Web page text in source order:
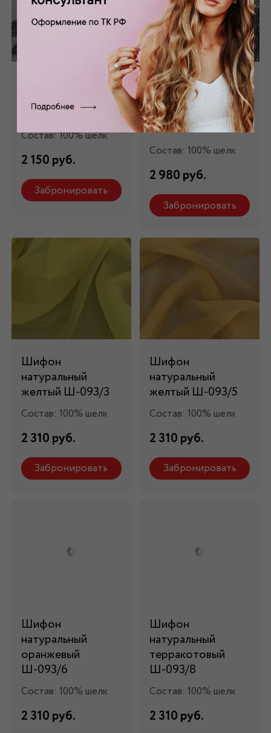
натуральный с
вышивкой Ш-389/1
Состав: 100% шелк
2 150 руб.
Забронировать
Шифон
натуральный
принтованный
Ш-33143
Состав: 100% шелк
2 980 руб.
Забронировать
Шифон
натуральный
желтый Ш-093/3
Состав: 100% шелк
2 310 руб.
Забронировать
Шифон
натуральный
желтый Ш-093/5
Состав: 100% шелк
2 310 руб.
Забронировать
Шифон
натуральный
оранжевый
Ш-093/6
Состав: 100% шелк
2 310 руб.
Шифон
натуральный
терракотовый
Ш-093/8
Состав: 100% шелк
2 310 руб.